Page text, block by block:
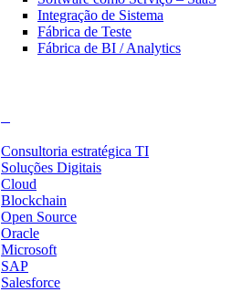
Integração de Sistema
Fábrica de Teste
Fábrica de BI / Analytics
Consultoria estratégica TI
Soluções Digitais
Cloud
Blockchain
Open Source
Oracle
Microsoft
SAP
Salesforce